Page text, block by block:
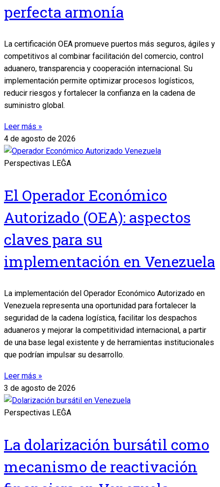
perfecta armonía
La certificación OEA promueve puertos más seguros, ágiles y
competitivos al combinar facilitación del comercio, control
aduanero, transparencia y cooperación internacional. Su
implementación permite optimizar procesos logísticos,
reducir riesgos y fortalecer la confianza en la cadena de
suministro global.
Leer más »
4 de agosto de 2026
Perspectivas LEĜA
El Operador Económico
Autorizado (OEA): aspectos
claves para su
implementación en Venezuela
La implementación del Operador Económico Autorizado en
Venezuela representa una oportunidad para fortalecer la
seguridad de la cadena logística, facilitar los despachos
aduaneros y mejorar la competitividad internacional, a partir
de una base legal existente y de herramientas institucionales
que podrían impulsar su desarrollo.
Leer más »
3 de agosto de 2026
Perspectivas LEĜA
La dolarización bursátil como
mecanismo de reactivación